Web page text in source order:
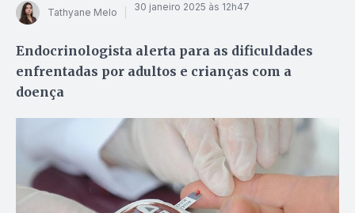
Tathyane Melo 30 janeiro 2025 às 12h47
Endocrinologista alerta para as dificuldades
enfrentadas por adultos e crianças com a
doença